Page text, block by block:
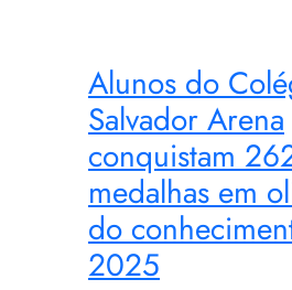
Alunos do
Salvador Arena
conquistam
medalhas em
do
2025